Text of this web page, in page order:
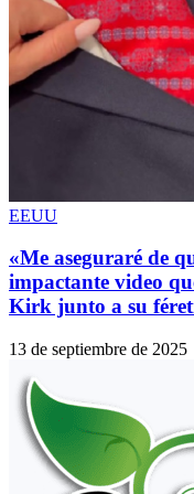
EEUU
«Me aseguraré de
impactante video
Kirk junto a su
13 de septiembre de 2025